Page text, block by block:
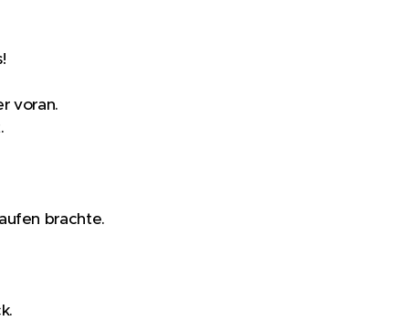
voran.
brachte.